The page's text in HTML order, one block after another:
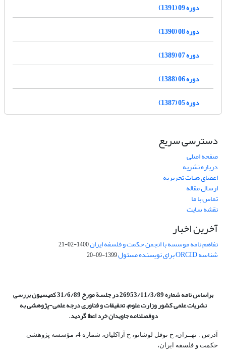
دوره 09 (1391)
دوره 08 (1390)
دوره 07 (1389)
دوره 06 (1388)
دوره 05 (1387)
دسترسی سریع
صفحه اصلی
درباره نشریه
اعضای هیات تحریریه
ارسال مقاله
تماس با ما
نقشه سایت
آخرین اخبار
تفاهم نامه موسسه با انجمن حکمت و فلسفه ایران1400-02-21
شناسه ORCID برای نویسنده مسئول 1399-09-20
براساس نامه شماره 26953/11/3/89 در جلسة مورخ 31/6/89 کمیسیون
بررسی
نشریات علمی کشور وزارت علوم، تحقیقات و فناوری درجه علمی‌-پژوهشیبه
دوفصلنامه جاویدان خرد اعطا گردید.
آدرس : تهــران، خ نوفل لوشاتو، خ آراکلیان، شماره 4،‌ مؤسسه پژوهشی
حکمت و فلسفه ایران،‌